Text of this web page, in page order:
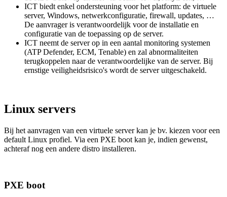
ICT biedt enkel ondersteuning voor het platform: de virtuele
server, Windows, netwerkconfiguratie, firewall, updates, …
De aanvrager is verantwoordelijk voor de installatie en
configuratie van de toepassing op de server.
ICT neemt de server op in een aantal monitoring systemen
(ATP Defender, ECM, Tenable) en zal abnormaliteiten
terugkoppelen naar de verantwoordelijke van de server. Bij
ernstige veiligheidsrisico's wordt de server uitgeschakeld.
Linux servers
Bij het aanvragen van een virtuele server kan je bv. kiezen voor een
default Linux profiel. Via een PXE boot kan je, indien gewenst,
achteraf nog een andere distro installeren.
PXE boot